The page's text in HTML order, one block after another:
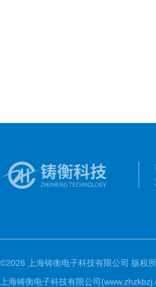
©2026 上海铸衡电子科技有限公司 版权
上海铸衡电子科技有限公司